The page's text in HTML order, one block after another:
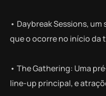
• Daybreak Sessions,
que o ocorre no início da
• The Gathering: Uma
line-up principal, e